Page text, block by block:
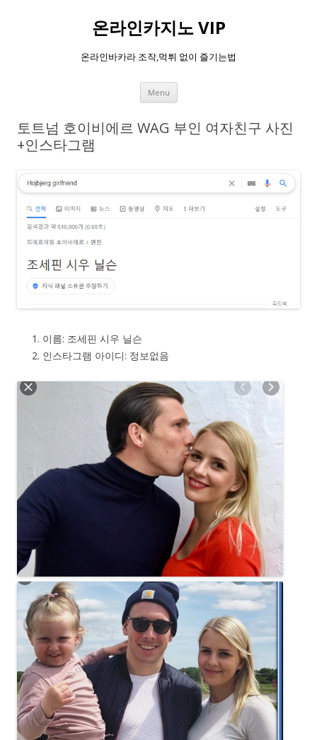
온라인카지노 VIP
온라인바카라 조작,먹튀 없이 즐기는법
Menu Skip
content
토트넘 호이비에르 WAG 부인 여자친구 사진
+인스타그램
이름: 조세핀 시우 닐슨
인스타그램 아이디: 정보없음